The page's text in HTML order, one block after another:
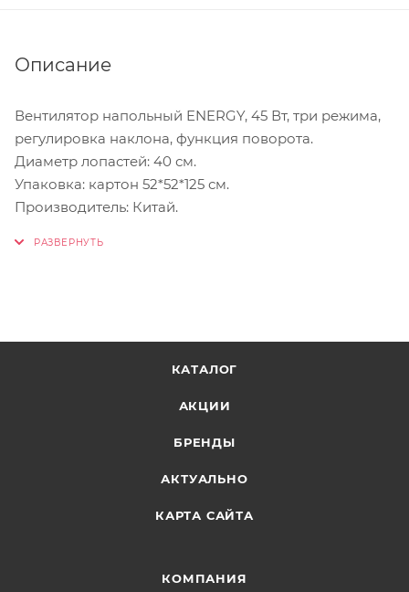
Описание
Вентилятор напольный ENERGY, 45 Вт, три режима,
регулировка наклона, функция поворота.
Диаметр лопастей: 40 см.
Упаковка: картон 52*52*125 см.
Производитель: Китай.
КАТАЛОГ
АКЦИИ
БРЕНДЫ
АКТУАЛЬНО
КАРТА САЙТА
КОМПАНИЯ